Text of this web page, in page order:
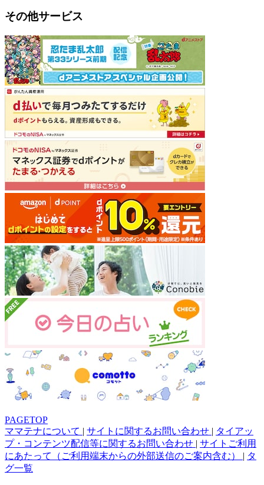
その他サービス
PAGETOP
ママテナについて | サイトに関するお問い合わせ | タイアッ
プ・コンテンツ配信等に関するお問い合わせ | サイトご利用
にあたって（ご利用端末からの外部送信のご案内含む） | タ
グ一覧